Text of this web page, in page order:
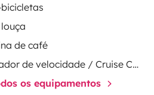
de café
Regulador de velocidade / Cruise Control
os equipamentos